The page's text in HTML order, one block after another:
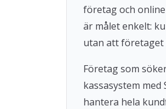
företag och
är målet enkelt:
utan att företaget
Företag som
kassasystem
hantera hela